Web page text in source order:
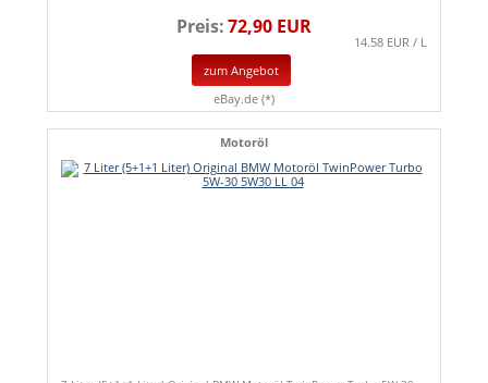
Preis:72,90 EUR
14.58 EUR / L
zum Angebot
eBay.de (*)
Motoröl